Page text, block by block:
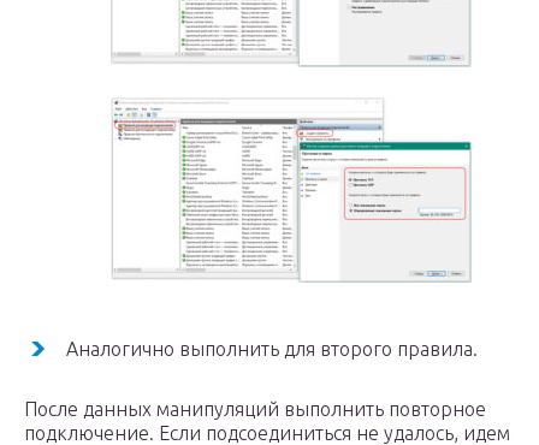
Аналогично выполнить для второго правила.
После данных манипуляций выполнить повторное
подключение. Если подсоединиться не удалось, идем